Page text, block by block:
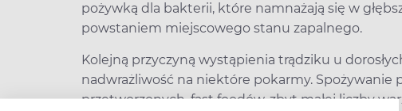
pożywką dla bakterii, które namnażają się w
powstaniem miejscowego stanu zapalnego.
Kolejną przyczyną wystąpienia trądziku u
nadwrażliwość na niektóre pokarmy. Spożywanie
przetworzonych, fast foodów, zbyt małej liczby